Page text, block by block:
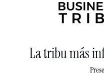
La tribu más